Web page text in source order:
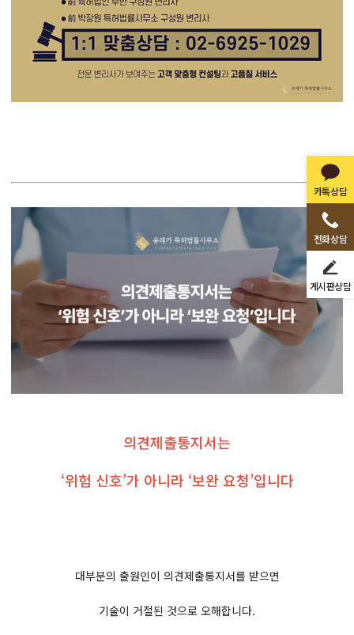
카톡상담
전화상담
게시판상담
의견제출통지서는
‘위험 신호’가 아니라 ‘보완 요청’입니다
대부분의 출원인이 의견제출통지서를 받으면
기술이 거절된 것으로 오해합니다.